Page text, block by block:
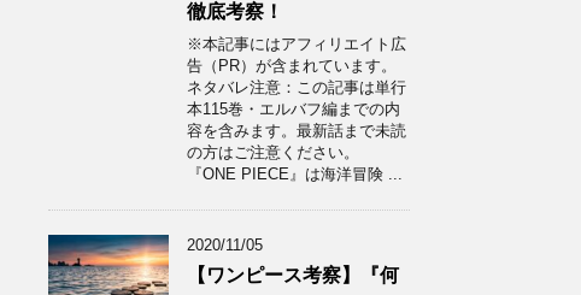
徹底考察！
※本記事にはアフィリエイト広
告（PR）が含まれています。
ネタバレ注意：この記事は単行
本115巻・エルバフ編までの内
容を含みます。最新話まで未読
の方はご注意ください。
『ONE PIECE』は海洋冒険 ...
2020/11/05
【ワンピース考察】『何